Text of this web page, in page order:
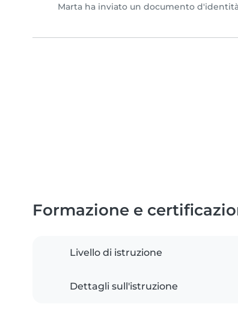
Marta ha inviato un documento
Formazione e
Livello di istruzione
Dettagli sull'istruzione